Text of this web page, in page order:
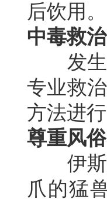
后饮用。
中毒救治
发生
专业救
方法进行
尊重风俗
伊斯
爪的猛